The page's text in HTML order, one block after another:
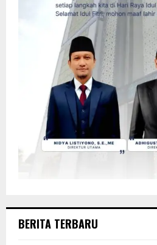
BERITA TERBARU